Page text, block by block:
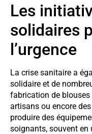
Les
solidaires
l’urgence
La crise sanitaire a
solidaire et de
fabrication de blouses
artisans ou encore
produire des
soignants, souvent en